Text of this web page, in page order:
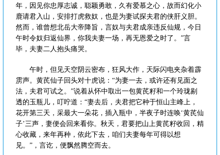
年，因见你忠厚志诚，聪颖勇敢，久有爱慕之心，故而幻化小
鹿请君入山，安排打虎救奴，也是为妻试探夫君的侠肝义胆。
然而，谁曾想北岳大帝降旨，言奴与夫君成亲违反仙规，今日
午时令奴归返仙界，你我夫妻一场，再无恩爱之时了。”言
毕，夫妻二人抱头痛哭。
午时，但见天空阴云密布，狂风大作，天际闪电夹杂着霹
雳声。黄芪仙子回头对十虎说：“为妻一去，或许还有见面之
法，夫君可试之。”说着从怀中取出一包黄芪籽和一个玲珑剔
透的玉瓶儿，叮咛道：“妻去后，夫君把它种于恒山主峰上，
花开第三天，采最大一朵花，插入瓶中，半夜子时连唤‘黄芪仙
子’三声，妻便会回来看你。秋天，君要把山上黄芪籽收回，精
心收藏，来年再种，依此下去，咱们夫妻每年可得以想
见。”，言讫，便飘然腾空而去。